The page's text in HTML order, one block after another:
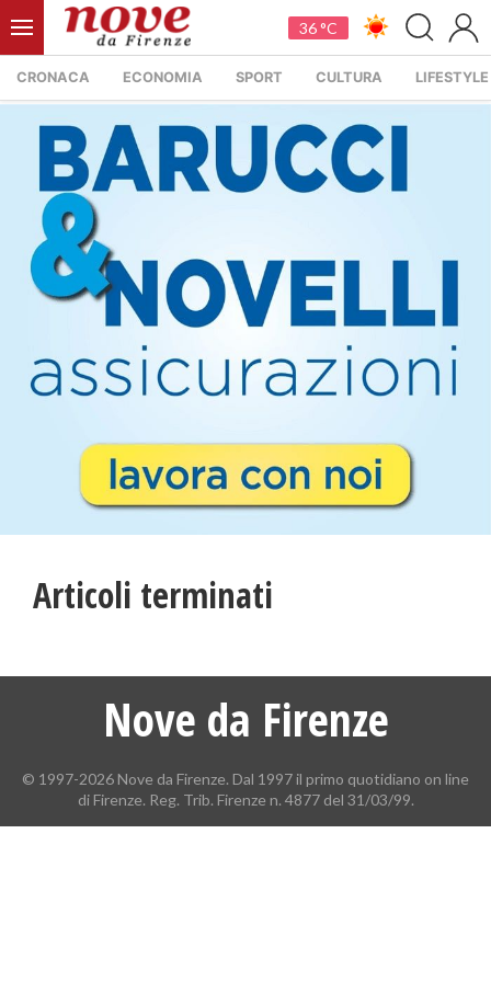
36 °C
CRONACA ECONOMIA SPORT CULTURA LIFESTYLE
Articoli terminati
Nove da Firenze
© 1997-2026 Nove da Firenze. Dal 1997 il primo quotidiano on line
di Firenze. Reg. Trib. Firenze n. 4877 del 31/03/99.